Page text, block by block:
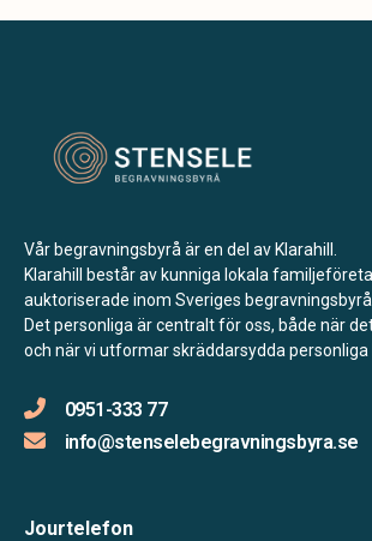
Vår begravningsbyrå är en del av Klarahill.
Klarahill består av kunniga lokala
auktoriserade inom Sveriges
Det personliga är centralt för oss, både när
och när vi utformar skräddarsydda personliga
0951-333 77
info@stenselebegravningsbyra.se
Jourtelefon